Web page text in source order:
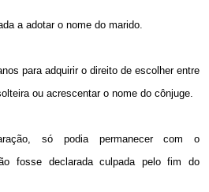
a adotar o nome do marido.
para adquirir o direito de escolher entre
ou acrescentar o nome do cônjuge.
só podia permanecer com o
fosse declarada culpada pelo fim do